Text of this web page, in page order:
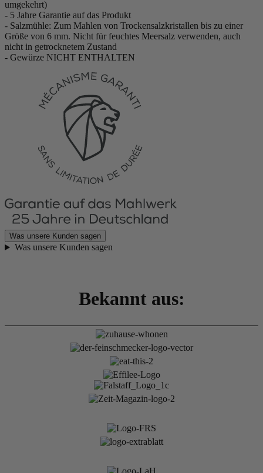
umgekehrt)
- 5 Jahre Garantie auf das Produkt
- Salzmühle: Zum Mahlen von Trockensalzkristallen bis zu einer
Größe von 6 mm. Nicht für feuchtes Meersalz verwenden, auch
nicht in getrocknetem Zustand
- Gewürze NICHT ENTHALTEN
Was unsere Kunden sagen
Was unsere Kunden sagen
Bekannt aus: